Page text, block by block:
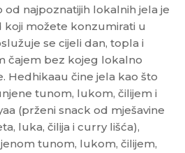
od najpoznatijih lokalnih jela je
možete konzumirati u
se cijeli dan, topla i
čajem bez kojeg lokalno
Hedhikaau čine jela kao što
tunom, lukom, čilijem i
(prženi snack od mješavine
luka, čilija i curry lišća),
tunom, lukom, čilijem,